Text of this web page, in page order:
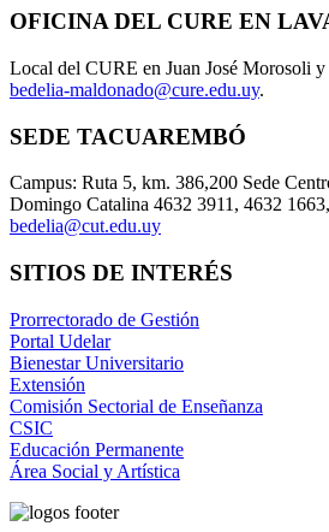
OFICINA DEL CURE EN
Local del CURE en Juan José Morosoli
bedelia-maldonado@cure.edu.uy.
SEDE TACUAREMBÓ
Campus: Ruta 5, km. 386,200 Sede
Domingo Catalina 4632 3911, 4632
bedelia@cut.edu.uy
SITIOS DE INTERÉS
Prorrectorado de Gestión
Portal Udelar
Bienestar Universitario
Extensión
Comisión Sectorial de Enseñanza
CSIC
Educación Permanente
Área Social y Artística